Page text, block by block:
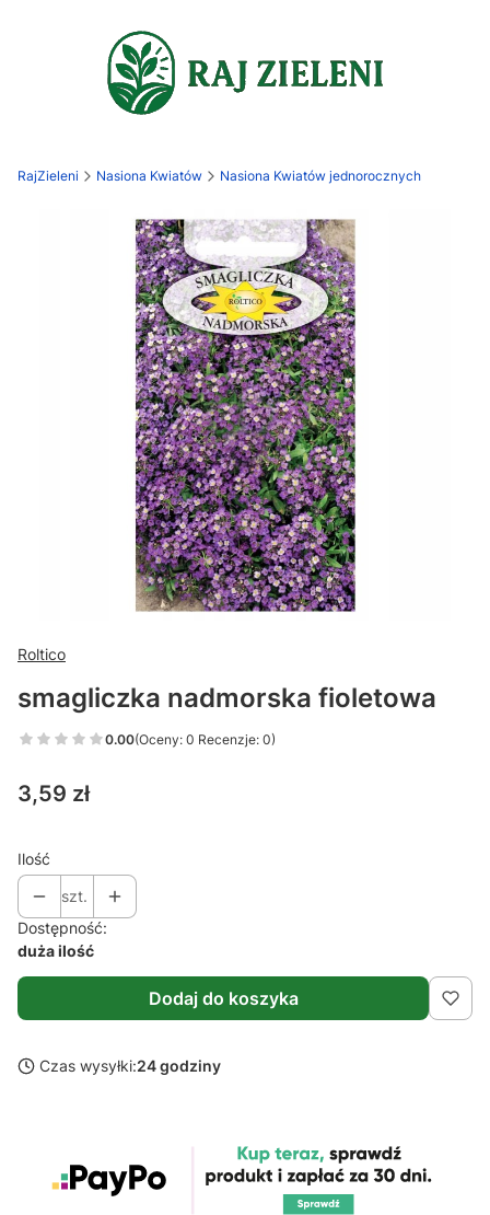
RajZieleni Nasiona Kwiatów Nasiona Kwiatów jednorocznych
Roltico
smagliczka nadmorska fioletowa
0.00(Oceny: 0 Recenzje: 0)
Cena
3,59 zł
Ilość
szt.
Dostępność:
duża ilość
Dodaj do koszyka
Czas wysyłki:24 godziny